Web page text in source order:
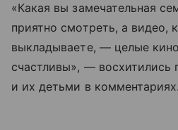
«Какая вы замечательная
приятно смотреть, а видео,
выкладываете, — целые
счастливы», — восхитились
и их детьми в комментариях.